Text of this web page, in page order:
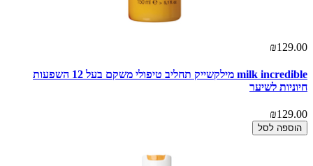
₪129.00
milk incredible מילקשייק תחליב טיפולי משקם בעל 12 השפעות
חיוניות לשיער
₪129.00
הוספה לסל